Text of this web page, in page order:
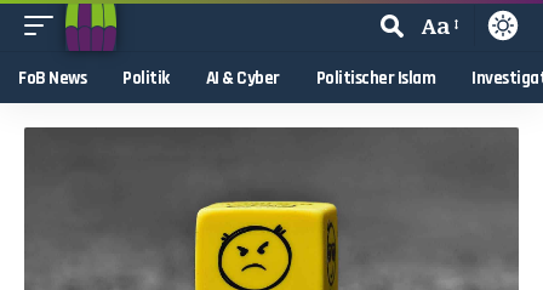
Aa
FoB News Politik AI & Cyber Politischer Islam